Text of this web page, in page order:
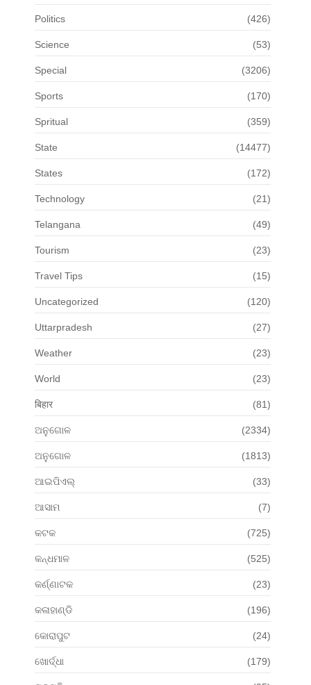
Politics (426)
Science (53)
Special (3206)
Sports (170)
Spritual (359)
State (14477)
States (172)
Technology (21)
Telangana (49)
Tourism (23)
Travel Tips (15)
Uncategorized (120)
Uttarpradesh (27)
Weather (23)
World (23)
बिहार (81)
ଅନୁଗୋଳ (2334)
ଅନୁଗୋଳ (1813)
ଆଇପିଏଲ୍ (33)
ଆସାମ (7)
କଟକ (725)
କନ୍ଧମାଳ (525)
କର୍ଣ୍ଣାଟକ (23)
କଳାହାଣ୍ଡି (196)
କୋରାପୁଟ (24)
ଖୋର୍ଦ୍ଧା (179)